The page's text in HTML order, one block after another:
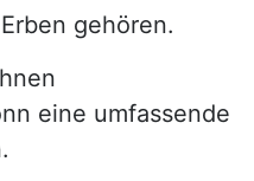
gehören.
eine umfassende